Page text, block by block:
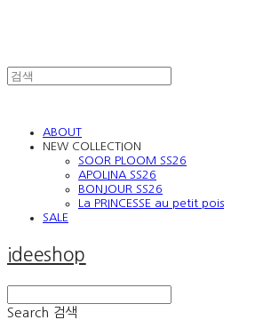
ABOUT
NEW COLLECTION
SOOR PLOOM SS26
APOLINA SS26
BONJOUR SS26
La PRINCESSE au petit pois
SALE
ideeshop
Search 검색